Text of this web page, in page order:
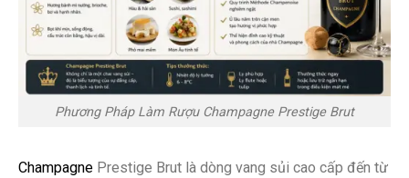
Phương Pháp Làm Rượu Champagne Prestige Brut
Champagne Prestige Brut là dòng vang sủi cao cấp đến từ